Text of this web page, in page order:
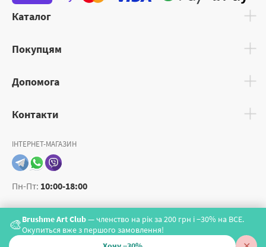
🎨Brushme Art Club— членство на рік за 200 грн і −30% на ВСЕ.
Окупиться вже з першого замовлення!
Каталог
Покупцям
Допомога
Контакти
ІНТЕРНЕТ-МАГАЗИН
Пн-Пт: 10:00-18:00